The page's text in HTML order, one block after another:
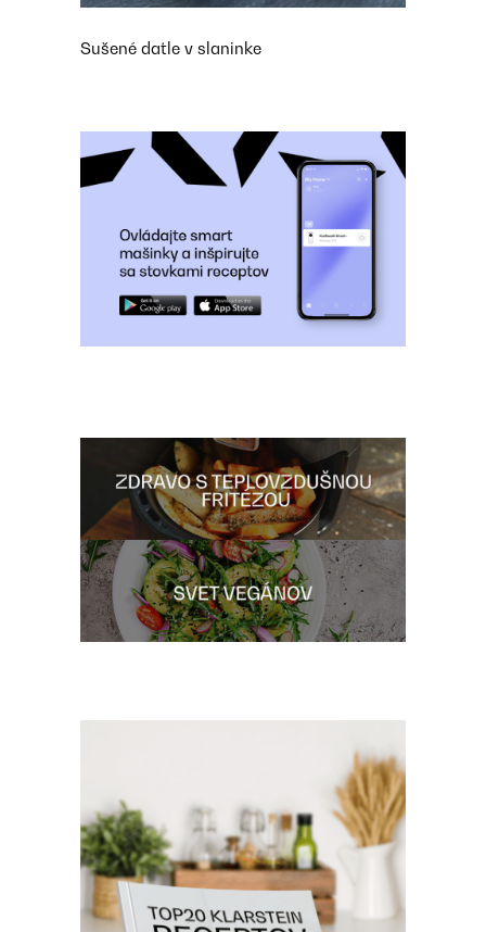
Sušené datle v slaninke